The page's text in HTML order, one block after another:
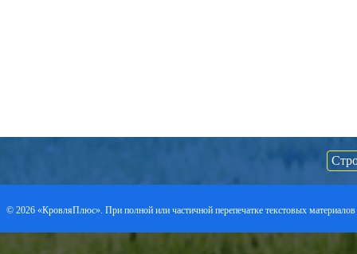
© 2026 «КровляПлюс». При полной или частичной перепечатке текстовых материалов